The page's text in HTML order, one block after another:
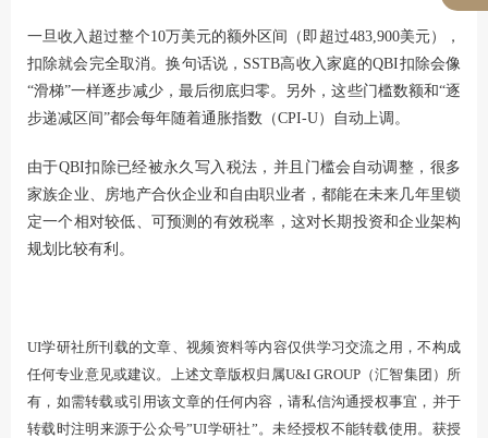
一旦收入超过整个10万美元的额外区间（即超过483,900美元），
扣除就会完全取消。换句话说，SSTB高收入家庭的QBI扣除会像
“滑梯”一样逐步减少，最后彻底归零。另外，这些门槛数额和“逐
步递减区间”都会每年随着通胀指数（CPI-U）自动上调。
由于QBI扣除已经被永久写入税法，并且门槛会自动调整，很多
家族企业、房地产合伙企业和自由职业者，都能在未来几年里锁
定一个相对较低、可预测的有效税率，这对长期投资和企业架构
规划比较有利。
UI学研社所刊载的文章、视频资料等内容仅供学习交流之用，不构成
任何专业意见或建议。上述文章版权归属U&I GROUP（汇智集团）所
有，如需转载或引用该文章的任何内容，请私信沟通授权事宜，并于
转载时注明来源于公众号”UI学研社”。未经授权不能转载使用。获授